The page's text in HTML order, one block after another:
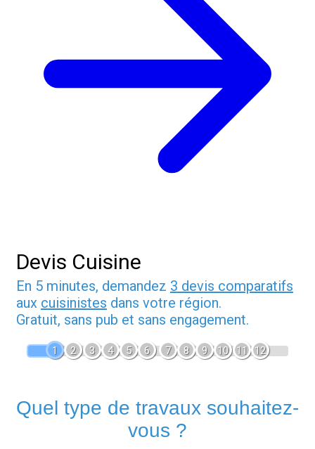
Devis Cuisine
En 5 minutes, demandez 3 devis comparatifs
aux cuisinistes dans votre région.
Gratuit, sans pub et sans engagement.
1 2 3 4 5 6 7 8 9 10 11 12
Quel type de travaux souhaitez-
vous ?